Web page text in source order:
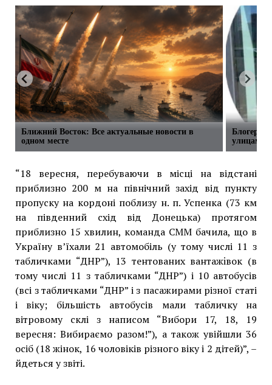
Ближний Восток: Все актуальные новости в
одном месте
Блогерша
улицам
“18 вересня, перебуваючи в місці на відстані
приблизно 200 м на північний захід від пункту
пропуску на кордоні поблизу н. п. Успенка (73 км
на південний схід від Донецька) протягом
приблизно 15 хвилин, команда СММ бачила, що в
Україну в’їхали 21 автомобіль (у тому числі 11 з
табличками “ДНР”), 13 тентованих вантажiвок (в
тому числі 11 з табличками “ДНР”) і 10 автобусів
(всі з табличками “ДНР” і з пасажирами різної статі
і віку; більшість автобусів мали табличку на
вітровому склі з написом “Вибори 17, 18, 19
вересня: Вибираємо разом!”), а також увійшли 36
осіб (18 жінок, 16 чоловіків різного віку і 2 дітей)”, –
йдеться у звіті.